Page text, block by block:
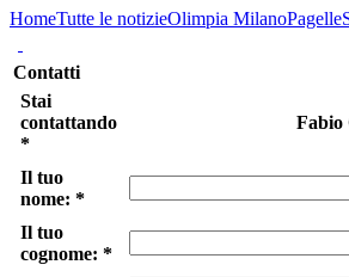
HomeTutte le notizieOlimpia MilanoPagelle
Contatti
Stai
contattando
*
Fabio
Il tuo
nome: *
Il tuo
cognome: *